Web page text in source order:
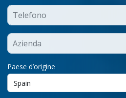
Paese d’origine